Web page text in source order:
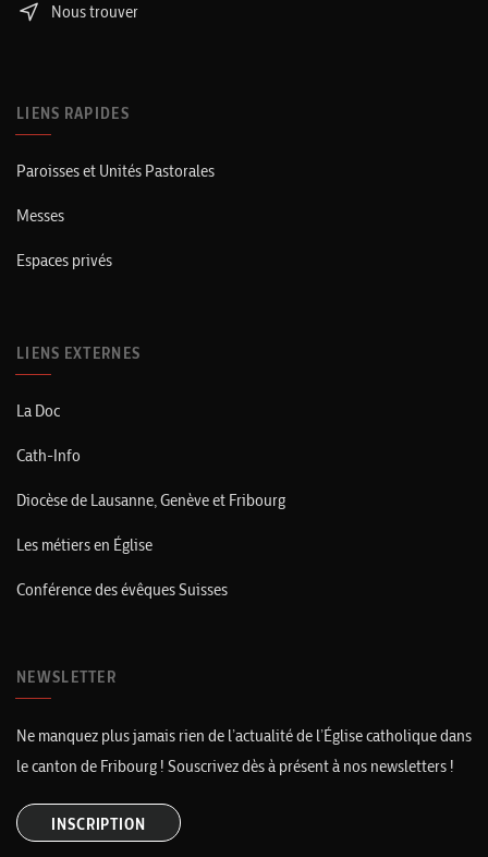
Nous trouver
LIENS RAPIDES
Paroisses et Unités Pastorales
Messes
Espaces privés
LIENS EXTERNES
La Doc
Cath-Info
Diocèse de Lausanne, Genève et Fribourg
Les métiers en Église
Conférence des évêques Suisses
NEWSLETTER
Ne manquez plus jamais rien de l’actualité de l’Église catholique dans
le canton de Fribourg ! Souscrivez dès à présent à nos newsletters !
INSCRIPTION